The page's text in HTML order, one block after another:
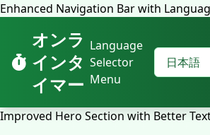
Enhanced Navigation Bar with
オンラ
インタ
イマー
Language
Selector
Menu
Improved Hero Section with Better